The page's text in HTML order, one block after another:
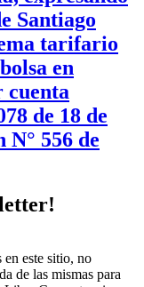
Santiago
tarifario
en
cuenta
de 18 de
N° 556 de
este sitio, no
de las mismas para